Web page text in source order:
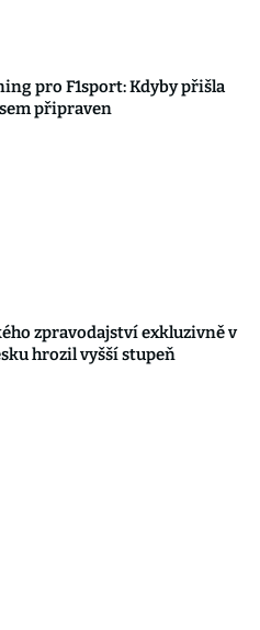
pro F1sport: Kdyby přišla
připraven
zpravodajství exkluzivně v
hrozil vyšší stupeň